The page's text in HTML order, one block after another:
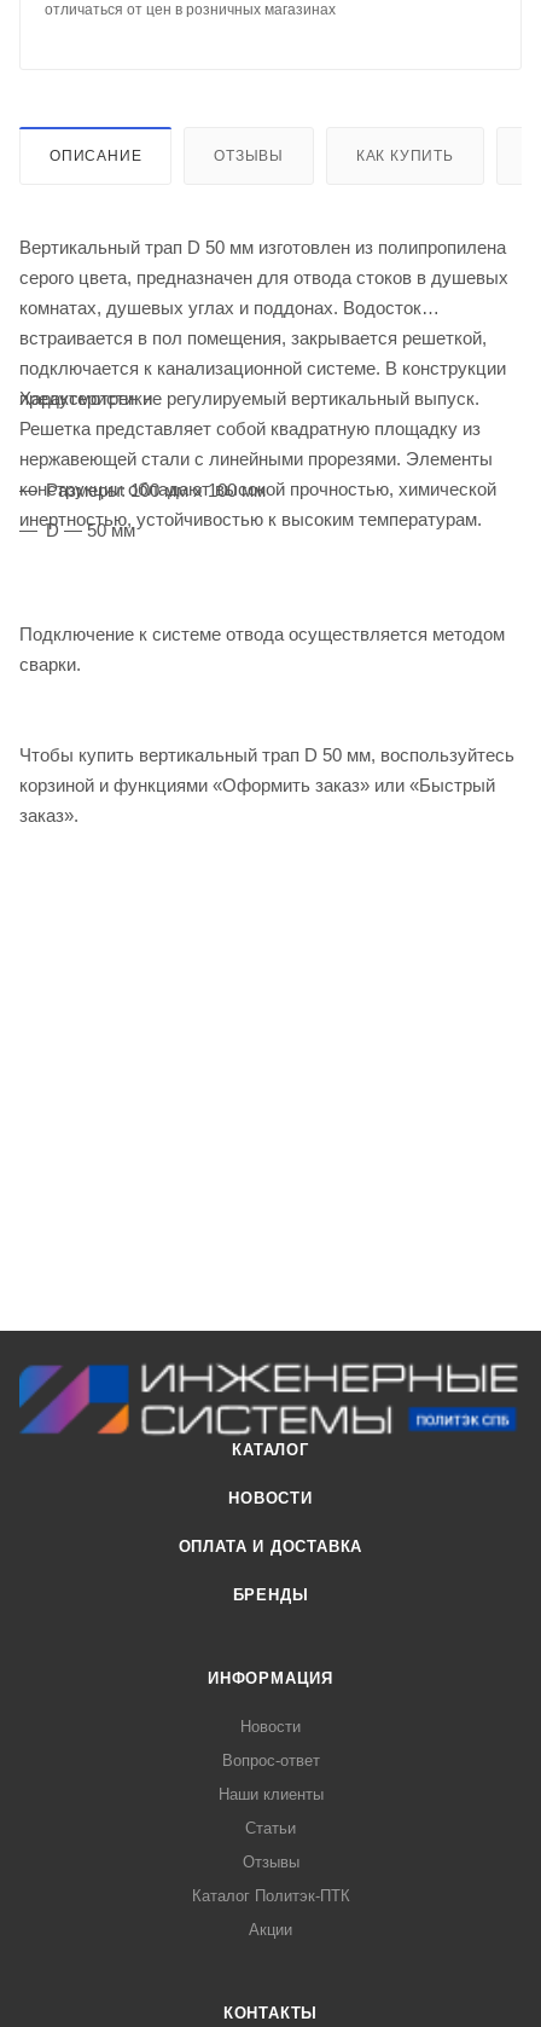
отличаться от цен в розничных магазинах
ОПИСАНИЕ ОТЗЫВЫ КАК КУПИТЬ
Вертикальный трап D 50 мм изготовлен из полипропилена
серого цвета, предназначен для отвода стоков в душевых
комнатах, душевых углах и поддонах. Водосток
встраивается в пол помещения, закрывается решеткой,
подключается к канализационной системе. В конструкции
предусмотрен не регулируемый вертикальный выпуск.
Решетка представляет собой квадратную площадку из
нержавеющей стали с линейными прорезями. Элементы
конструкции обладают высокой прочностью, химической
инертностью, устойчивостью к высоким температурам.
Характеристики
Размеры: 100 мм х 100 мм
D — 50 мм
Подключение к системе отвода осуществляется методом
сварки.
Чтобы купить вертикальный трап D 50 мм, воспользуйтесь
корзиной и функциями «Оформить заказ» или «Быстрый
заказ».
КАТАЛОГ
НОВОСТИ
ОПЛАТА И ДОСТАВКА
БРЕНДЫ
ИНФОРМАЦИЯ
Новости
Вопрос-ответ
Наши клиенты
Статьи
Отзывы
Каталог Политэк-ПТК
Акции
КОНТАКТЫ